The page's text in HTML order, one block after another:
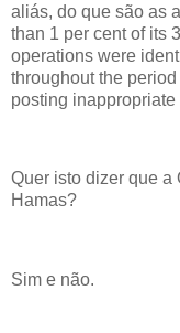
aliás, do que são as
than 1 per cent of its
operations were
throughout the
posting
Quer isto dizer que a
Hamas?
Sim e não.